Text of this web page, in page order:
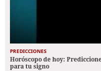
PREDICCIONES
Horóscopo de hoy:
para tu signo